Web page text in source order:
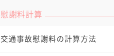
慰謝料計算
交通事故慰謝料の計算方法